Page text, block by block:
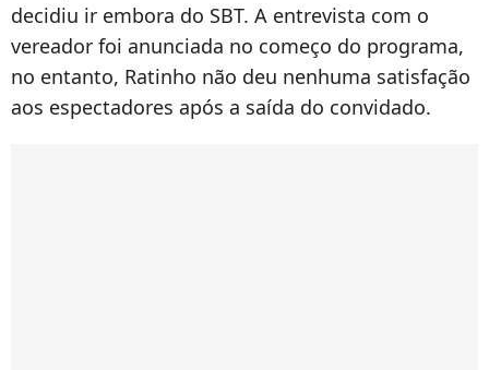
decidiu ir embora do SBT. A entrevista com o
vereador foi anunciada no começo do programa,
no entanto, Ratinho não deu nenhuma satisfação
aos espectadores após a saída do convidado.